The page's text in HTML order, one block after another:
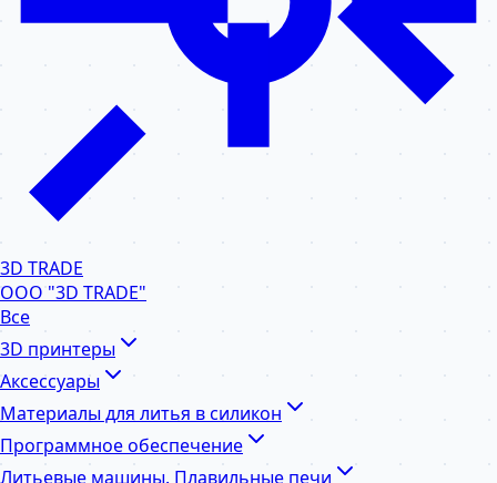
3D TRADE
ООО "3D TRADE"
Все
3D принтеры
Аксессуары
Материалы для литья в силикон
Программное обеспечение
Литьевые машины. Плавильные печи